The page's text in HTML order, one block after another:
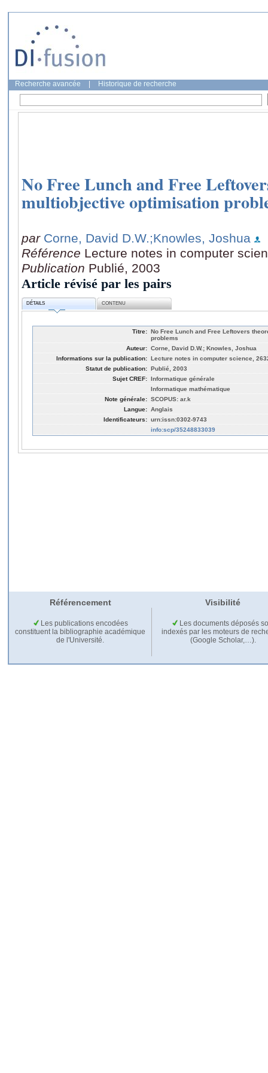
Recherche avancée Historique de recherche
No Free Lunch and Free
multiobjective optimisation
par Corne, David D.W.;Knowles, Joshua
Référence Lecture notes in computer
Publication Publié, 2003
Article révisé par les pairs
DÉTAILS CONTENU
Titre: No Free Lunch and Free Leftovers
problems
Auteur: Corne, David D.W.; Knowles, Joshua
Informations sur la publication: Lecture notes in computer science,
Statut de publication: Publié, 2003
Sujet CREF: Informatique générale
Informatique mathématique
Note générale: SCOPUS: ar.k
Langue: Anglais
Identificateurs: urn:issn:0302-9743
info:scp/35248833039
Référencement Visibilité
Les publications encodées
constituent la bibliographie académique
de l'Université.
Les documents déposés
indexés par les moteurs de
(Google Scholar,…).